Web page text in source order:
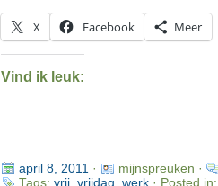
X Facebook Meer
Vind ik leuk:
april 8, 2011 ·
mijnspreuken ·
Tags: vrij, vrijdag werk· Posted